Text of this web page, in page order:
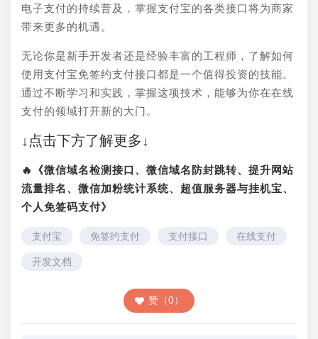
电子支付的持续普及，掌握支付宝的各类接口将为商家
带来更多的机遇。
无论你是新手开发者还是经验丰富的工程师，了解如何
使用支付宝免签约支付接口都是一个值得投资的技能。
通过不断学习和实践，掌握这项技术，能够为你在在线
支付的领域打开新的大门。
↓点击下方了解更多↓
🔥《微信域名检测接口、微信域名防封跳转、提升网站
流量排名、微信加粉统计系统、超值服务器与挂机宝、
个人免签码支付》
支付宝 免签约支付 支付接口 在线支付
开发文档
赞（0）